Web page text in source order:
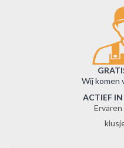
Wij komen
ACTIEF